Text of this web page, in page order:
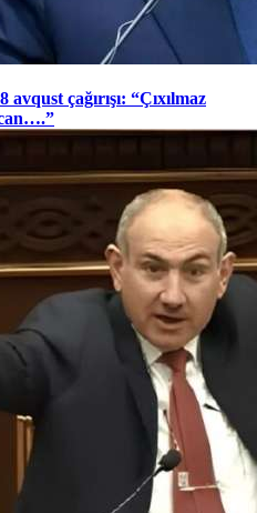
çağırışı: “Çıxılmaz